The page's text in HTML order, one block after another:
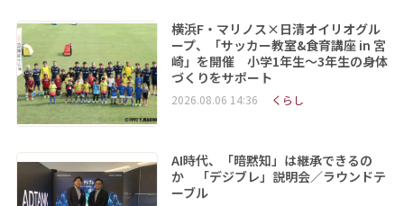
横浜F・マリノス×日清オイリオグル
ープ、「サッカー教室&食育講座 in 宮
崎」を開催 小学1年生～3年生の身体
づくりをサポート
2026.08.06 14:36 くらし
AI時代、「暗黙知」は継承できるの
か 「デジブレ」説明会／ラウンドテ
ーブル